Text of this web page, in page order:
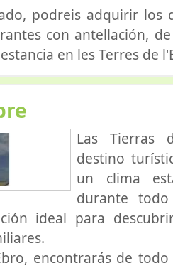
podreis adquirir los
con antellación,
en les Terres de
Las Tierras
destino
un clima
durante
ideal para
encontrarás de